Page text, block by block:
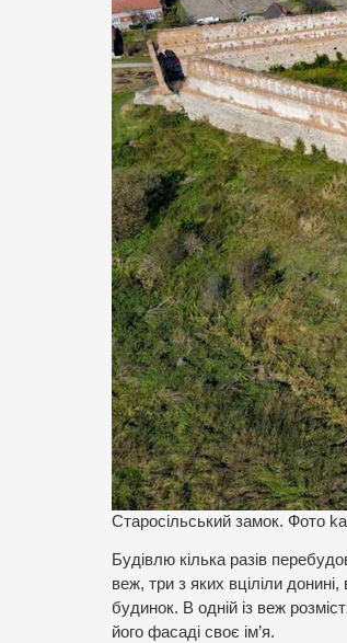
Старосільський замок. Фото
Будівлю кілька разів
веж, три з яких вціліли
будинок. В одній із веж
його фасаді своє ім’я.